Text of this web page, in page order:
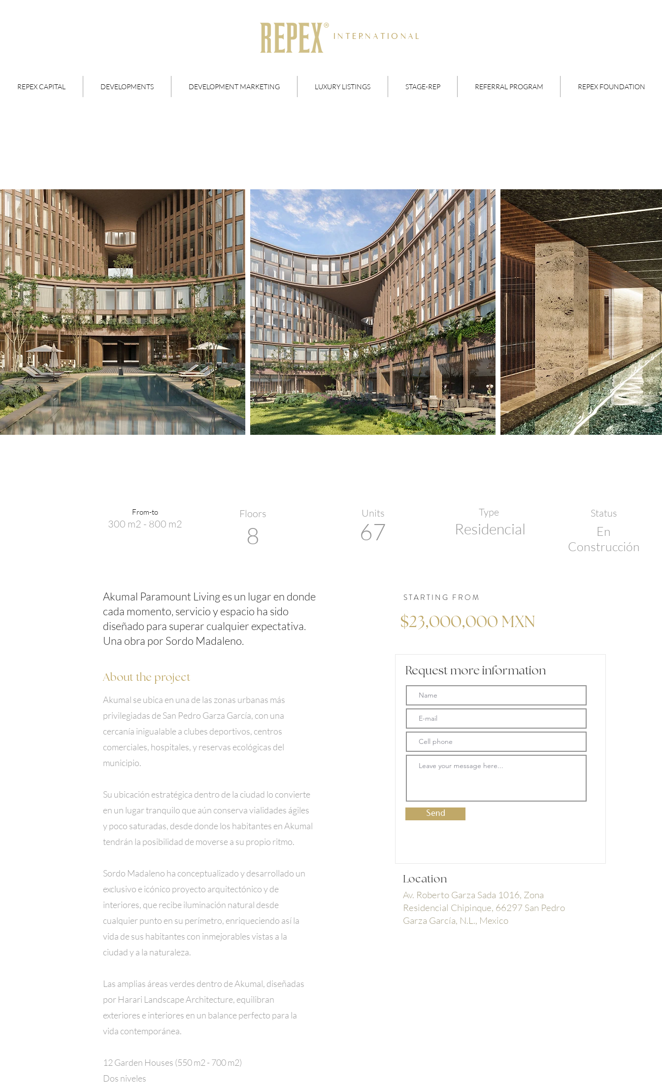
INTERNATIONAL
REPEX CAPITAL DEVELOPMENTS DEVELOPMENT MARKETING LUXURY LISTINGS STAGE-REP REFERRAL PROGRAM REPEX FOUNDATION
From-to
300 m2 - 800 m2
Floors
8 67
Units
Residencial
Type Status
En
Construcción
Akumal Paramount Living es un lugar en donde
cada momento, servicio y espacio ha sido
diseñado para superar cualquier expectativa.
Una obra por Sordo Madaleno.
About the project
Akumal se ubica en una de las zonas urbanas más
privilegiadas de San Pedro Garza García, con una
cercanía inigualable a clubes deportivos, centros
comerciales, hospitales, y reservas ecológicas del
municipio.
Su ubicación estratégica dentro de la ciudad lo convierte
en un lugar tranquilo que aún conserva vialidades ágiles
y poco saturadas, desde donde los habitantes en Akumal
tendrán la posibilidad de moverse a su propio ritmo.
Sordo Madaleno ha conceptualizado y desarrollado un
exclusivo e icónico proyecto arquitectónico y de
interiores, que recibe iluminación natural desde
cualquier punto en su perímetro, enriqueciendo así la
vida de sus habitantes con inmejorables vistas a la
ciudad y a la naturaleza.
Las amplias áreas verdes dentro de Akumal, diseñadas
por Harari Landscape Architecture, equilibran
exteriores e interiores en un balance perfecto para la
vida contemporánea.
12 Garden Houses (550 m2 - 700 m2)
Dos niveles
STARTING FROM
$23,000,000 MXN
Request more information
Send
Location
Av. Roberto Garza Sada 1016, Zona
Residencial Chipinque, 66297 San Pedro
Garza García, N.L., Mexico